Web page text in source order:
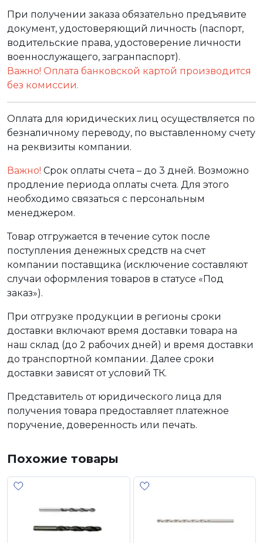
При получении заказа обязательно предъявите
документ, удостоверяющий личность (паспорт,
водительские права, удостоверение личности
военнослужащего, загранпаспорт).
Важно! Оплата банковской картой производится
без комиссии.
Оплата для юридических лиц осуществляется по
безналичному переводу, по выставленному счету
на реквизиты компании.
Важно! Срок оплаты счета – до 3 дней. Возможно
продление периода оплаты счета. Для этого
необходимо связаться с персональным
менеджером.
Товар отгружается в течение суток после
поступления денежных средств на счет
компании поставщика (исключение составляют
случаи оформления товаров в статусе «Под
заказ»).
При отгрузке продукции в регионы сроки
доставки включают время доставки товара на
наш склад (до 2 рабочих дней) и время доставки
до транспортной компании. Далее сроки
доставки зависят от условий ТК.
Представитель от юридического лица для
получения товара предоставляет платежное
поручение, доверенность или печать.
Похожие товары